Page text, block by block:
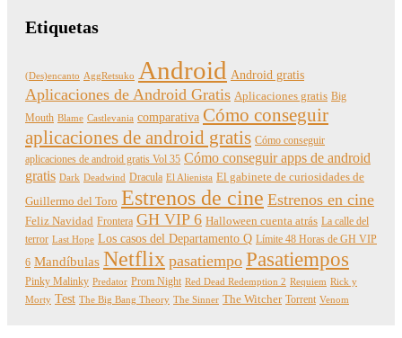
Etiquetas
(Des)encanto AggRetsuko Android Android gratis
Aplicaciones de Android Gratis Aplicaciones gratis Big
Mouth Blame Castlevania comparativa Cómo conseguir
aplicaciones de android gratis Cómo conseguir
aplicaciones de android gratis Vol 35 Cómo conseguir apps de android
gratis Dark Deadwind Dracula El Alienista El gabinete de curiosidades de
Guillermo del Toro Estrenos de cine Estrenos en cine
Feliz Navidad Frontera GH VIP 6 Halloween cuenta atrás La calle del
terror Last Hope Los casos del Departamento Q Límite 48 Horas de GH VIP
6 Mandíbulas Netflix pasatiempo Pasatiempos
Pinky Malinky Predator Prom Night Red Dead Redemption 2 Requiem Rick y
Morty Test The Big Bang Theory The Sinner The Witcher Torrent Venom